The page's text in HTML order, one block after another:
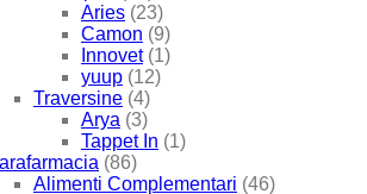
Aries (23)
Camon (9)
Innovet (1)
yuup (12)
Traversine (4)
Arya (3)
Tappet In (1)
(86)
Alimenti Complementari (46)